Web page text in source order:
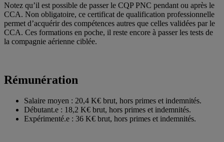
Notez qu’il est possible de passer le CQP PNC pendant ou après le
CCA. Non obligatoire, ce certificat de qualification professionnelle
permet d’acquérir des compétences autres que celles validées par le
CCA. Ces formations en poche, il reste encore à passer les tests de
la compagnie aérienne ciblée.
Rémunération
Salaire moyen : 20,4 K€ brut, hors primes et indemnités.
Débutant.e : 18,2 K€ brut, hors primes et indemnités.
Expérimenté.e : 36 K€ brut, hors primes et indemnités.